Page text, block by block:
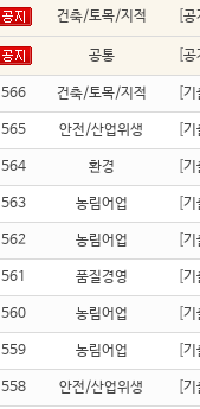
건축/토목/지적 공
공통 공
566 건축/토목/지적 기
565 안전/산업위생 기
564 환경 기
563 농림어업 기
562 농림어업 기
561 품질경영 기
560 농림어업 기
559 농림어업 기
558 안전/산업위생 기